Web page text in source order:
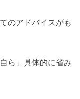
のアドバイスがも
ら」具体的に省み